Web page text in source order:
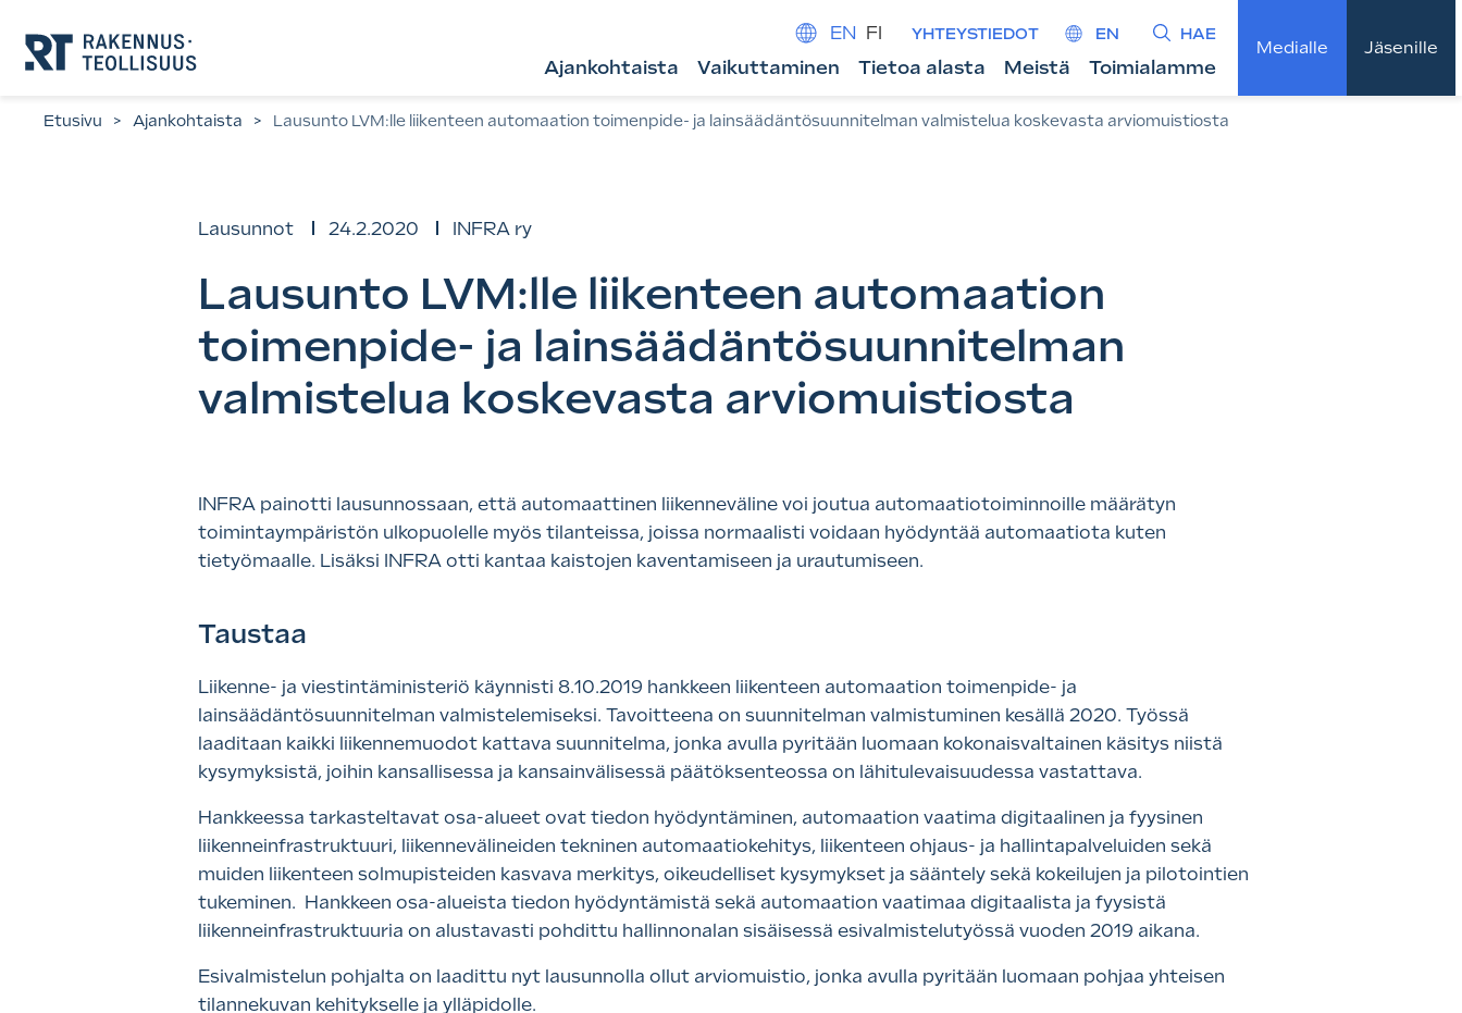
suoraan
sisältöön.
EN FI YHTEYSTIEDOT EN HAE
Ajankohtaista Vaikuttaminen Tietoa alasta Meistä Toimialamme
Medialle Jäsenille
Etusivu > Ajankohtaista > Lausunto LVM:lle liikenteen automaation toimenpide- ja lainsäädäntösuunnitelman valmistelua koskevasta arviomuistiosta
Lausunnot 24.2.2020 INFRA ry
Lausunto LVM:lle liikenteen automaation
toimenpide- ja lainsäädäntösuunnitelman
valmistelua koskevasta arviomuistiosta
INFRA painotti lausunnossaan, että automaattinen liikenneväline voi joutua automaatiotoiminnoille määrätyn
toimintaympäristön ulkopuolelle myös tilanteissa, joissa normaalisti voidaan hyödyntää automaatiota kuten
tietyömaalle. Lisäksi INFRA otti kantaa kaistojen kaventamiseen ja urautumiseen.
Taustaa
Liikenne- ja viestintäministeriö käynnisti 8.10.2019 hankkeen liikenteen automaation toimenpide- ja
lainsäädäntösuunnitelman valmistelemiseksi. Tavoitteena on suunnitelman valmistuminen kesällä 2020. Työssä
laaditaan kaikki liikennemuodot kattava suunnitelma, jonka avulla pyritään luomaan kokonaisvaltainen käsitys niistä
kysymyksistä, joihin kansallisessa ja kansainvälisessä päätöksenteossa on lähitulevaisuudessa vastattava.
Hankkeessa tarkasteltavat osa-alueet ovat tiedon hyödyntäminen, automaation vaatima digitaalinen ja fyysinen
liikenneinfrastruktuuri, liikennevälineiden tekninen automaatiokehitys, liikenteen ohjaus- ja hallintapalveluiden sekä
muiden liikenteen solmupisteiden kasvava merkitys, oikeudelliset kysymykset ja sääntely sekä kokeilujen ja pilotointien
tukeminen. Hankkeen osa-alueista tiedon hyödyntämistä sekä automaation vaatimaa digitaalista ja fyysistä
liikenneinfrastruktuuria on alustavasti pohdittu hallinnonalan sisäisessä esivalmistelutyössä vuoden 2019 aikana.
Esivalmistelun pohjalta on laadittu nyt lausunnolla ollut arviomuistio, jonka avulla pyritään luomaan pohjaa yhteisen
tilannekuvan kehitykselle ja ylläpidolle.